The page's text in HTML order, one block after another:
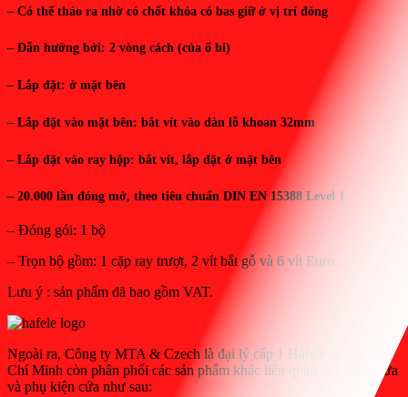
– Có thể tháo ra nhờ có chốt khóa có bas giữ ở vị trí đóng
– Dẫn hướng bởi: 2 vòng cách (của ổ bi)
– Lắp đặt: ở mặt bên
– Lắp đặt vào mặt bên: bắt vít vào dàn lỗ khoan 32mm
– Lắp đặt vào ray hộp: bắt vít, lắp đặt ở mặt bên
– 20.000 lần đóng mở, theo tiêu chuẩn DIN EN 15388 Level 1
– Đóng gói: 1 bộ
– Trọn bộ gồm: 1 cặp ray trượt, 2 vít bắt gỗ và 6 vít Euro.
Lưu ý : sản phẩm đã bao gồm VAT.
Ngoài ra, Công ty MTA & Czech là đại lý cấp 1 Hafele tại Tp Hồ
Chí Minh còn phân phối các sản phẩm khác liên quan đến khóa cửa
và phụ kiện cửa như sau: